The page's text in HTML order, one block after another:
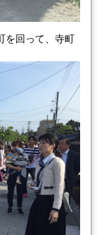
を回って、寺町